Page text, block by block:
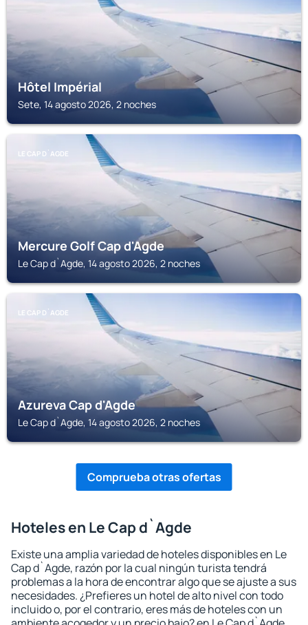
Hôtel Impérial
Sete, 14 agosto 2026, 2 noches
LE CAP D`AGDE
Mercure Golf Cap d'Agde
Le Cap d`Agde, 14 agosto 2026, 2 noches
LE CAP D`AGDE
Azureva Cap d'Agde
Le Cap d`Agde, 14 agosto 2026, 2 noches
Comprueba otras ofertas
Hoteles en Le Cap d`Agde
Existe una amplia variedad de hoteles disponibles en Le
Cap d`Agde, razón por la cual ningún turista tendrá
problemas a la hora de encontrar algo que se ajuste a sus
necesidades. ¿Prefieres un hotel de alto nivel con todo
incluido o, por el contrario, eres más de hoteles con un